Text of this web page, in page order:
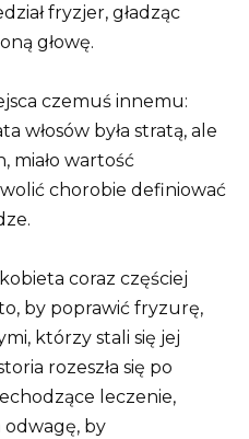
fryzjer, gładząc
głowę.
czemuś innemu:
włosów była stratą, ale
miało wartość
chorobie definiować
coraz częściej
by poprawić fryzurę,
którzy stali się jej
rozeszła się po
leczenie,
odwagę, by